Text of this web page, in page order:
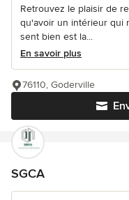
Retrouvez le plaisir de
qu'avoir un intérieur qui
sent bien est la...
En savoir plus
76110, Goderville
SGCA